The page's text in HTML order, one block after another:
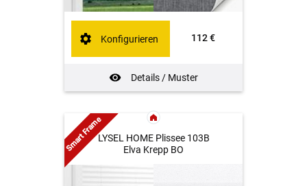
112 €
Details / Muster
Konfigurieren
LYSEL HOME Plissee 103B
Elva Krepp BO
Smart Frame